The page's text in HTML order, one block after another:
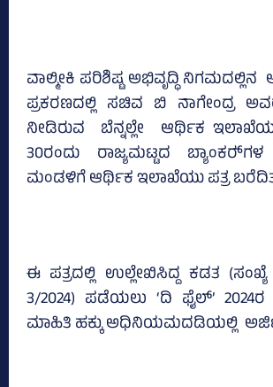
ವಾಲ್ಮೀಕಿ ಪರಿಶಿಷ್ಟ ಅಭಿವೃದ್ಧಿ
ಪ್ರಕರಣದಲ್ಲಿ ಸಚಿವ ಬಿ ನಾಗೇಂದ್ರ
ನೀಡಿರುವ ಬೆನ್ನಲ್ಲೇ ಆರ್ಥಿಕ
30ರಂದು ರಾಜ್ಯಮಟ್ಟದ
ಮಂಡಳಿಗೆ ಆರ್ಥಿಕ ಇಲಾಖೆಯು ಪತ್ರ
ಈ ಪತ್ರದಲ್ಲಿ ಉಲ್ಲೇಖಿಸಿದ್ದ ಕಡತ (ಸಂಖ್ಯೆ
3/2024) ಪಡೆಯಲು ‘ದಿ ಫೈಲ್‌’
ಮಾಹಿತಿ ಹಕ್ಕು ಅಧಿನಿಯಮದಡಿಯಲ್ಲಿ ಅರ್ಜಿ